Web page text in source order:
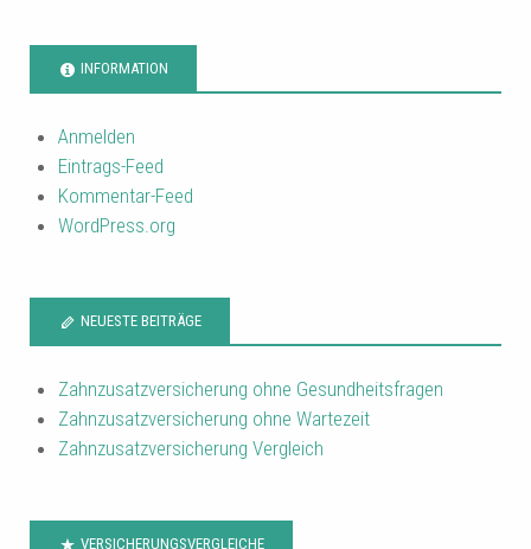
INFORMATION
Anmelden
Eintrags-Feed
Kommentar-Feed
WordPress.org
NEUESTE BEITRÄGE
Zahnzusatzversicherung ohne Gesundheitsfragen
Zahnzusatzversicherung ohne Wartezeit
Zahnzusatzversicherung Vergleich
VERSICHERUNGSVERGLEICHE